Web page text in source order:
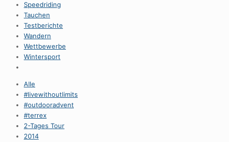
Speedriding
Tauchen
Testberichte
Wandern
Wettbewerbe
Wintersport
Alle
#livewithoutlimits
#outdooradvent
#terrex
2-Tages Tour
2014